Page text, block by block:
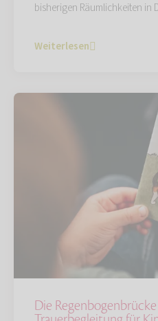
bisherigen Räumlichkeiten in
Weiterlesen
Die